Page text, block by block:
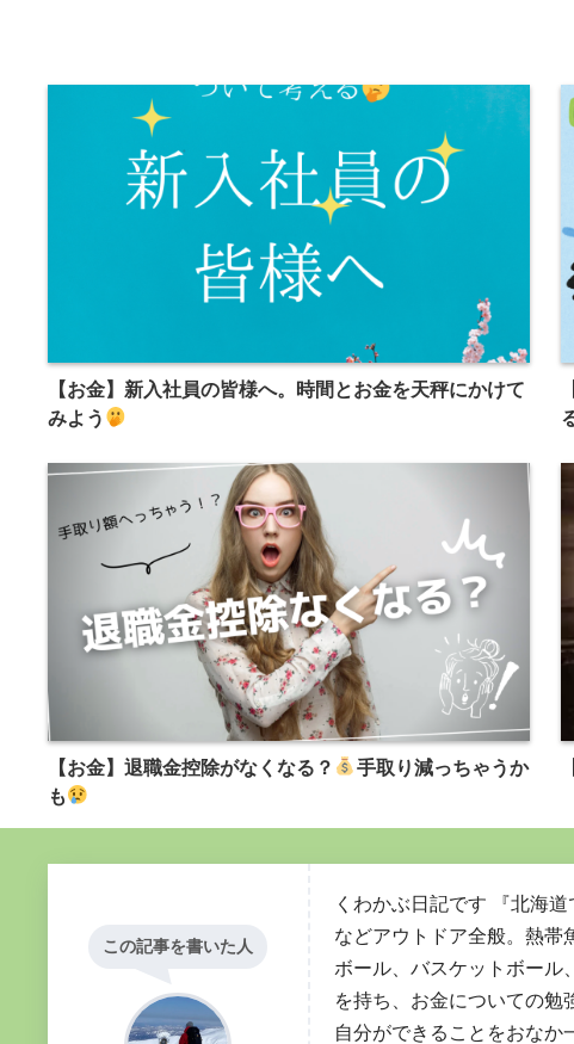
【お金】新入社員の皆様へ。時間とお金を天秤にかけて
みよう
【お金】退職金控除がなくなる？
手取り減っちゃうか
も
この記事を書いた人
くわかぶ日記です 『北海
などアウトドア全般。熱帯
ボール、バスケットボール
を持ち、お金についての勉
自分ができることをおなか